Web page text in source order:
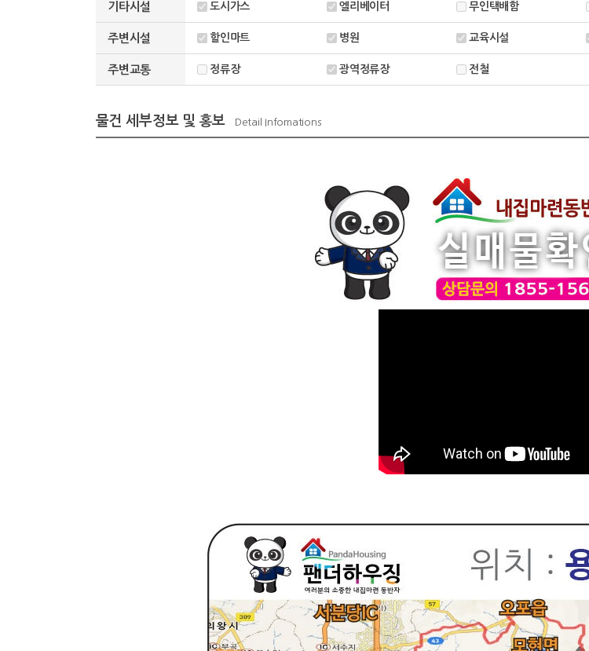
기타시설 도시가스 엘리베이터 무인택배함
주변시설 할인마트 병원 교육시설
주변교통 정류장 광역정류장 전철
물건 세부정보 및 홍보 Detail Infomations